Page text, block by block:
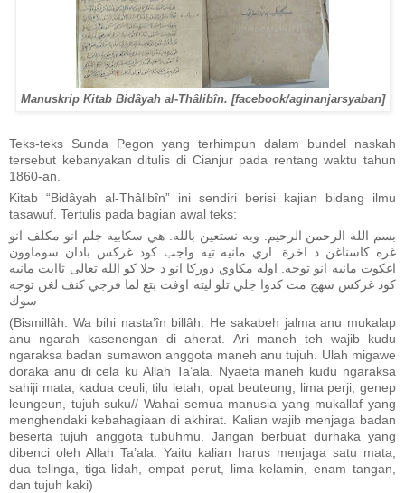
Manuskrip Kitab Bidâyah al-Thâlibîn. [facebook/aginanjarsyaban]
Teks-teks Sunda Pegon yang terhimpun dalam bundel naskah
tersebut kebanyakan ditulis di Cianjur pada rentang waktu tahun
1860-an.
Kitab “Bidâyah al-Thâlibîn” ini sendiri berisi kajian bidang ilmu
tasawuf. Tertulis pada bagian awal teks:
بسم الله الرحمن الرحيم. وبه نستعين بالله. هي سكابيه جلم انو مكلف انو
غره كاسناغن د اخرة. اري مانيه تيه واجب كود غركس بادان سوماوون
اغكوت مانيه انو توجه. اوله مكاوي دوركا انو د جلا كو الله تعالى ثاايت مانيه
كود غركس سهج مت كدوا جلي تلو ليته اوفت بتغ لما فرجي كنف لغن توجه
سوك
(Bismillâh. Wa bihi nasta’în billâh. He sakabeh jalma anu mukalap
anu ngarah kasenengan di aherat. Ari maneh teh wajib kudu
ngaraksa badan sumawon anggota maneh anu tujuh. Ulah migawe
doraka anu di cela ku Allah Ta’ala. Nyaeta maneh kudu ngaraksa
sahiji mata, kadua ceuli, tilu letah, opat beuteung, lima perji, genep
leungeun, tujuh suku// Wahai semua manusia yang mukallaf yang
menghendaki kebahagiaan di akhirat. Kalian wajib menjaga badan
beserta tujuh anggota tubuhmu. Jangan berbuat durhaka yang
dibenci oleh Allah Ta’ala. Yaitu kalian harus menjaga satu mata,
dua telinga, tiga lidah, empat perut, lima kelamin, enam tangan,
dan tujuh kaki)